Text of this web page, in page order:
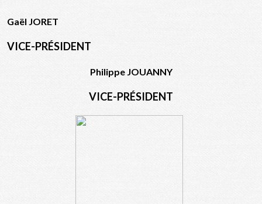
Gaël JORET
VICE-PRÉSIDENT
Philippe JOUANNY
VICE-PRÉSIDENT